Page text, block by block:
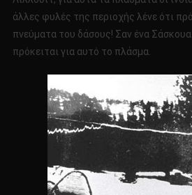
άλλες φυλές της περιοχής λένε ότι
πνεύματα του δάσους! Σαν ένα
πρόκειται για αυτό το πλάσμα.